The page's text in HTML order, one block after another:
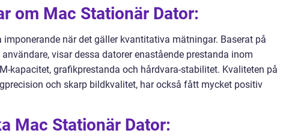
om Mac Stationär Dator:
när det gäller kvantitativa mätningar. Baserat på
visar dessa datorer enastående prestanda inom
kapacitet, grafikprestanda och hårdvara-stabilitet. Kvaliteten på
och skarp bildkvalitet, har också fått mycket positiv
Mac Stationär Dator: